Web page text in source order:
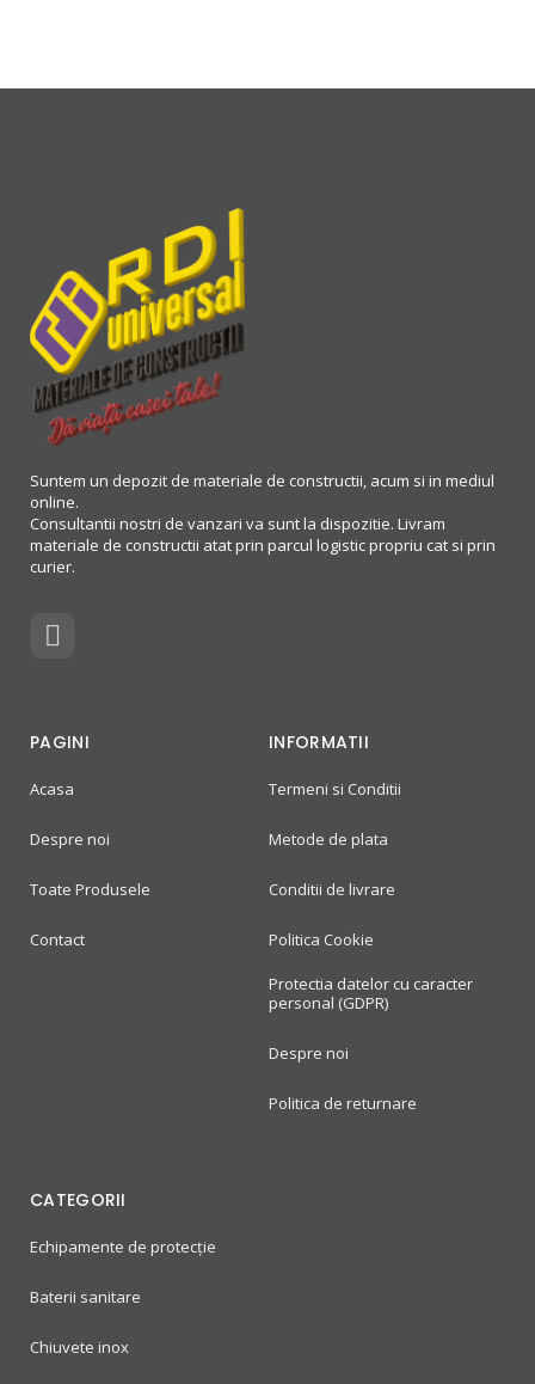
Suntem un depozit de materiale de constructii, acum si in mediul
online.
Consultantii nostri de vanzari va sunt la dispozitie. Livram
materiale de constructii atat prin parcul logistic propriu cat si prin
curier.
PAGINI
Acasa
Despre noi
Toate Produsele
Contact
INFORMATII
Termeni si Conditii
Metode de plata
Conditii de livrare
Politica Cookie
Protectia datelor cu caracter
personal (GDPR)
Despre noi
Politica de returnare
CATEGORII
Echipamente de protecție
Baterii sanitare
Chiuvete inox